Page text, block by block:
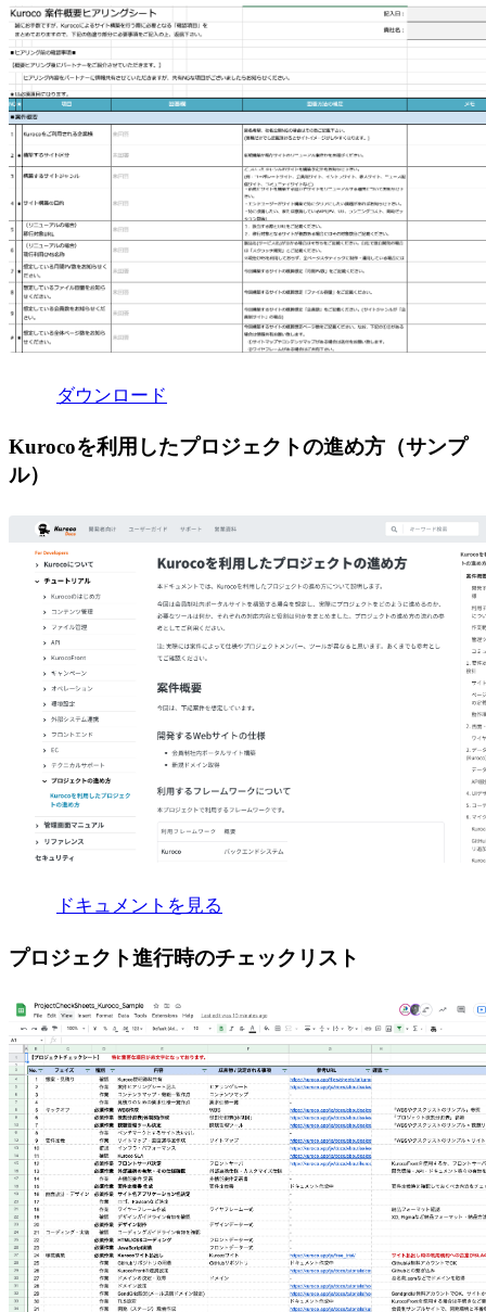
ダウンロード
Kurocoを利用したプロジェクトの進め方（サンプ
ル）
ドキュメントを見る
プロジェクト進行時のチェックリスト